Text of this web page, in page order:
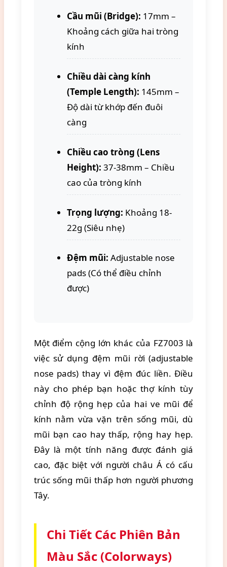
Cầu mũi (Bridge): 17mm –
Khoảng cách giữa hai tròng
kính
Chiều dài càng kính
(Temple Length): 145mm –
Độ dài từ khớp đến đuôi
càng
Chiều cao tròng (Lens
Height): 37-38mm – Chiều
cao của tròng kính
Trọng lượng: Khoảng 18-
22g (Siêu nhẹ)
Đệm mũi: Adjustable nose
pads (Có thể điều chỉnh
được)
Một điểm cộng lớn khác của FZ7003 là
việc sử dụng đệm mũi rời (adjustable
nose pads) thay vì đệm đúc liền. Điều
này cho phép bạn hoặc thợ kính tùy
chỉnh độ rộng hẹp của hai ve mũi để
kính nằm vừa vặn trên sống mũi, dù
mũi bạn cao hay thấp, rộng hay hẹp.
Đây là một tính năng được đánh giá
cao, đặc biệt với người châu Á có cấu
trúc sống mũi thấp hơn người phương
Tây.
Chi Tiết Các Phiên Bản
Màu Sắc (Colorways)